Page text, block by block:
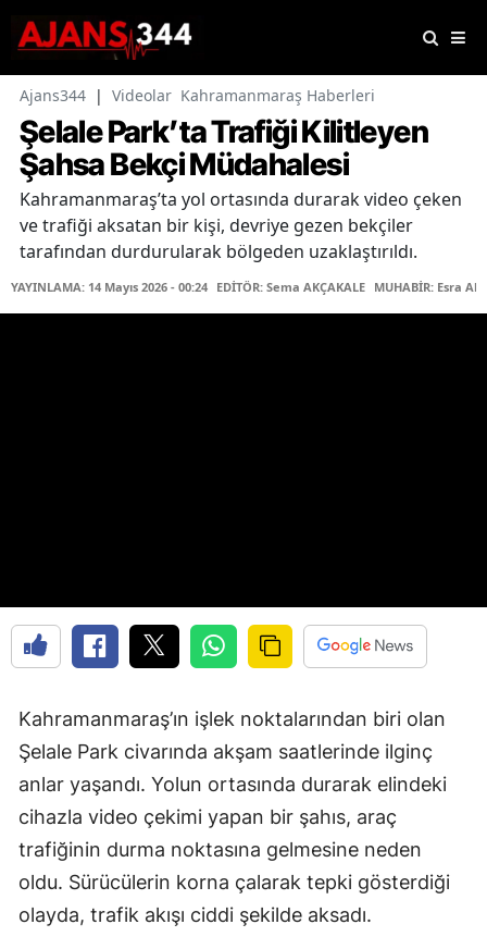
Ajans344 | Videolar Kahramanmaraş Haberleri
Şelale Park’ta Trafiği Kilitleyen
Şahsa Bekçi Müdahalesi
Kahramanmaraş’ta yol ortasında durarak video çeken
ve trafiği aksatan bir kişi, devriye gezen bekçiler
tarafından durdurularak bölgeden uzaklaştırıldı.
YAYINLAMA: 14 Mayıs 2026 - 00:24 EDİTÖR: Sema AKÇAKALE MUHABİR: Esra
Kahramanmaraş’ın işlek noktalarından biri olan
Şelale Park civarında akşam saatlerinde ilginç
anlar yaşandı. Yolun ortasında durarak elindeki
cihazla video çekimi yapan bir şahıs, araç
trafiğinin durma noktasına gelmesine neden
oldu. Sürücülerin korna çalarak tepki gösterdiği
olayda, trafik akışı ciddi şekilde aksadı.